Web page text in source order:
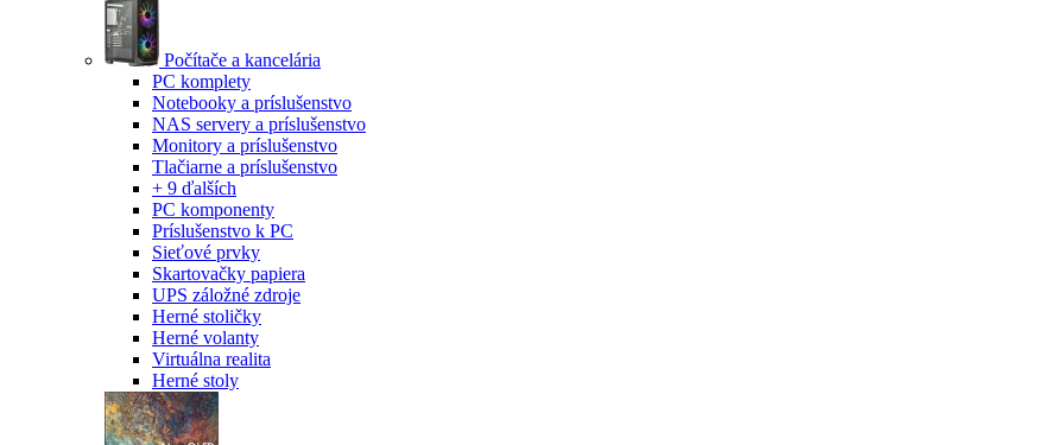
Počítače a kancelária
PC komplety
Notebooky a príslušenstvo
NAS servery a príslušenstvo
Monitory a príslušenstvo
Tlačiarne a príslušenstvo
+ 9 ďalších
PC komponenty
Príslušenstvo k PC
Sieťové prvky
Skartovačky papiera
UPS záložné zdroje
Herné stoličky
Herné volanty
Virtuálna realita
Herné stoly